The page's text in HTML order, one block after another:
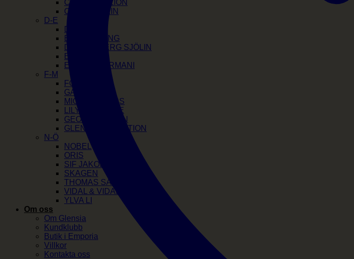
COEUR DE LION
CALVIN KLEIN
D-E
DIESEL
EFVA ATTLING
DRAKENBERG SJÖLIN
EDBLAD
EMPORIO ARMANI
F-M
FOSSIL
GANT
MICHAEL KORS
LILY AND ROSE
GEORG JENSEN
GLENSIA SELECTION
N-Ö
NOBEL
ORIS
SIF JAKOBS
SKAGEN
THOMAS SABO
VIDAL & VIDAL
YLVA LI
Om oss
Om Glensia
Kundklubb
Butik i Emporia
Villkor
Kontakta oss